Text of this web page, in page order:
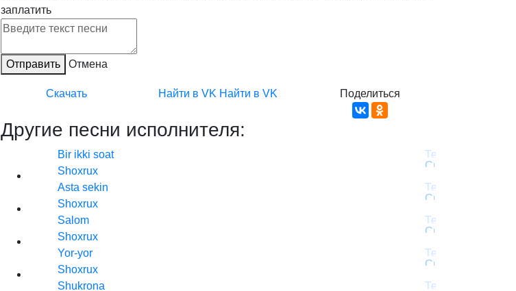
заплатить
Отправить Отмена
Скачать Найти в VK Найти в VK Поделиться
Другие песни исполнителя:
Bir ikki soat
Shoxrux
Asta sekin
Shoxrux
Salom
Shoxrux
Yor-yor
Shoxrux
Shukrona